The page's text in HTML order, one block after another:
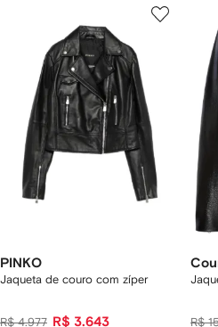
PINKO
Jaqueta de couro com zíper
R$ 4.977 R$ 3.643 R$